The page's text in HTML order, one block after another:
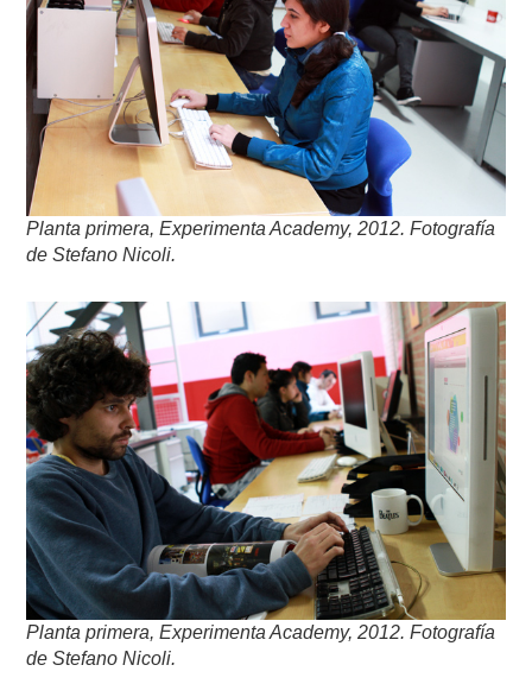
Planta primera, Experimenta Academy, 2012. Fotografía
de Stefano Nicoli.
Planta primera, Experimenta Academy, 2012. Fotografía
de Stefano Nicoli.